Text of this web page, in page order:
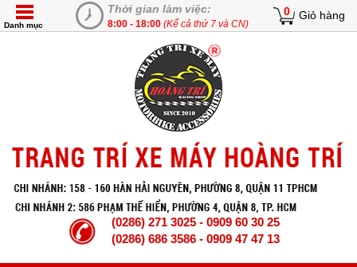
Thời gian làm việc:
8:00 - 18:00 (Kể cả thứ 7 và CN)
0 Giỏ hàng
Danh mục
(0286) 271 3025 - 0909 60 30 25
(0286) 686 3586 - 0909 47 47 13